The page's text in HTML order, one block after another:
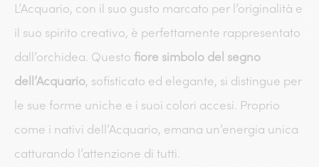
L’Acquario, con il suo gusto marcato per l’originalità e
il suo spirito creativo, è perfettamente rappresentato
dall’orchidea. Questo fiore simbolo del segno
dell’Acquario, sofisticato ed elegante, si distingue per
le sue forme uniche e i suoi colori accesi. Proprio
come i nativi dell’Acquario, emana un’energia unica
catturando l’attenzione di tutti.